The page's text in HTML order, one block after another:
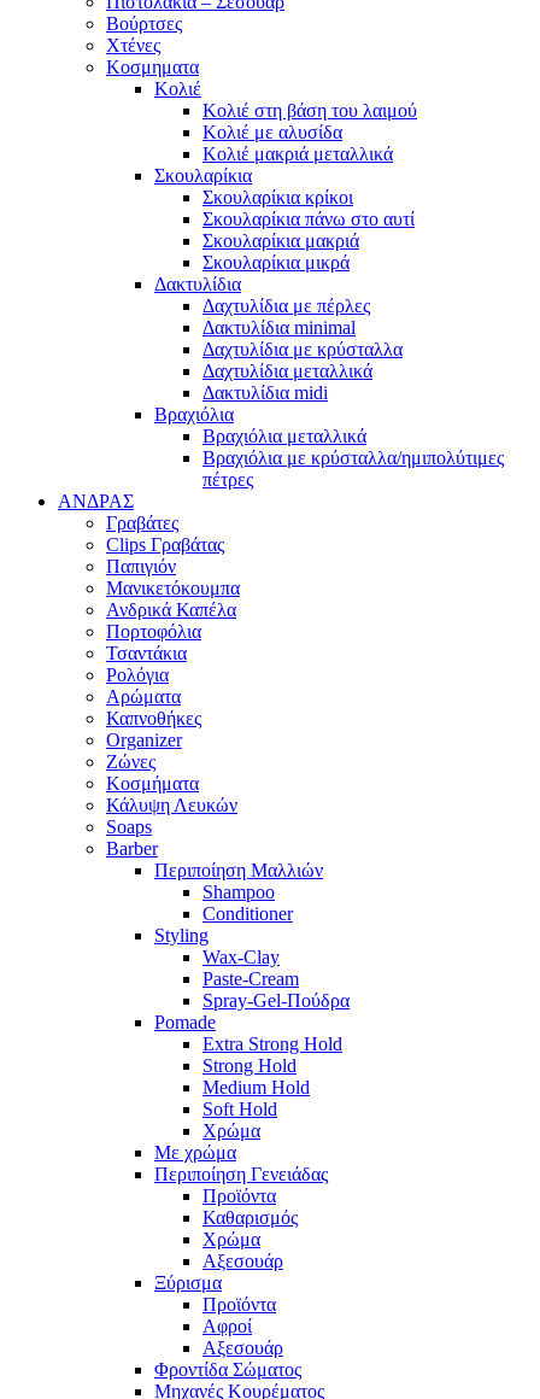
Βούρτσες
Χτένες
Κοσμηματα
Κολιέ
Κολιέ στη βάση του λαιμού
Κολιέ με αλυσίδα
Κολιέ μακριά μεταλλικά
Σκουλαρίκια
Σκουλαρίκια κρίκοι
Σκουλαρίκια πάνω στο αυτί
Σκουλαρίκια μακριά
Σκουλαρίκια μικρά
Δακτυλίδια
Δαχτυλίδια με πέρλες
Δακτυλίδια minimal
Δαχτυλίδια με κρύσταλλα
Δαχτυλίδια μεταλλικά
Δακτυλίδια midi
Βραχιόλια
Βραχιόλια μεταλλικά
Βραχιόλια με κρύσταλλα/ημιπολύτιμες
πέτρες
ΑΝΔΡΑΣ
Γραβάτες
Clips Γραβάτας
Παπιγιόν
Μανικετόκουμπα
Ανδρικά Καπέλα
Πορτοφόλια
Τσαντάκια
Ρολόγια
Αρώματα
Καπνοθήκες
Organizer
Ζώνες
Κοσμήματα
Κάλυψη Λευκών
Soaps
Barber
Περιποίηση Μαλλιών
Shampoo
Conditioner
Styling
Wax-Clay
Paste-Cream
Spray-Gel-Πούδρα
Pomade
Extra Strong Hold
Strong Hold
Medium Hold
Soft Hold
Χρώμα
Με χρώμα
Περιποίηση Γενειάδας
Προϊόντα
Καθαρισμός
Χρώμα
Αξεσουάρ
Ξύρισμα
Προϊόντα
Αφροί
Αξεσουάρ
Φροντίδα Σώματος
Μηχανές Κουρέματος